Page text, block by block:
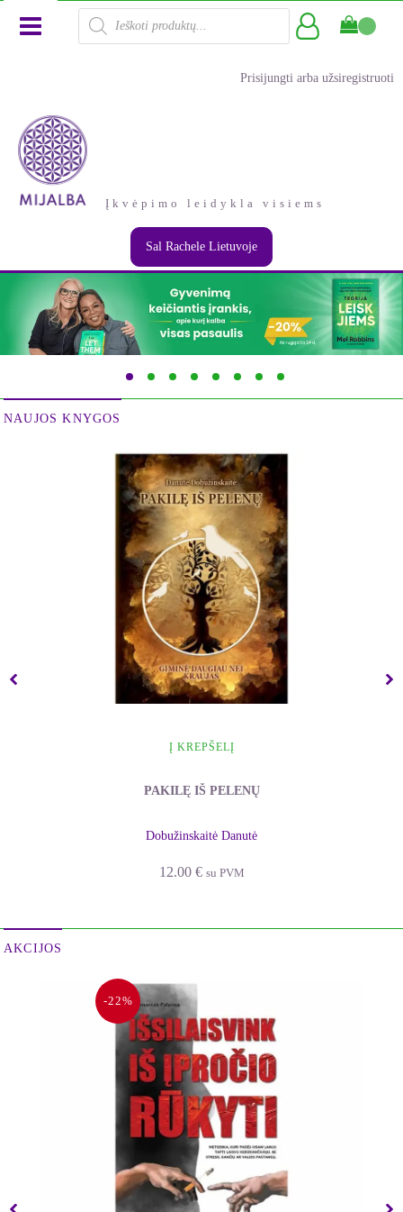
Products
search
Prisijungti arba užsiregistruoti
Įkvėpimo leidykla visiems
Sal Rachele Lietuvoje
NAUJOS KNYGOS
Į KREPŠELĮ
PAKILĘ IŠ PELENŲ
Dobužinskaitė Danutė
12.00 € su PVM
AKCIJOS
-22%